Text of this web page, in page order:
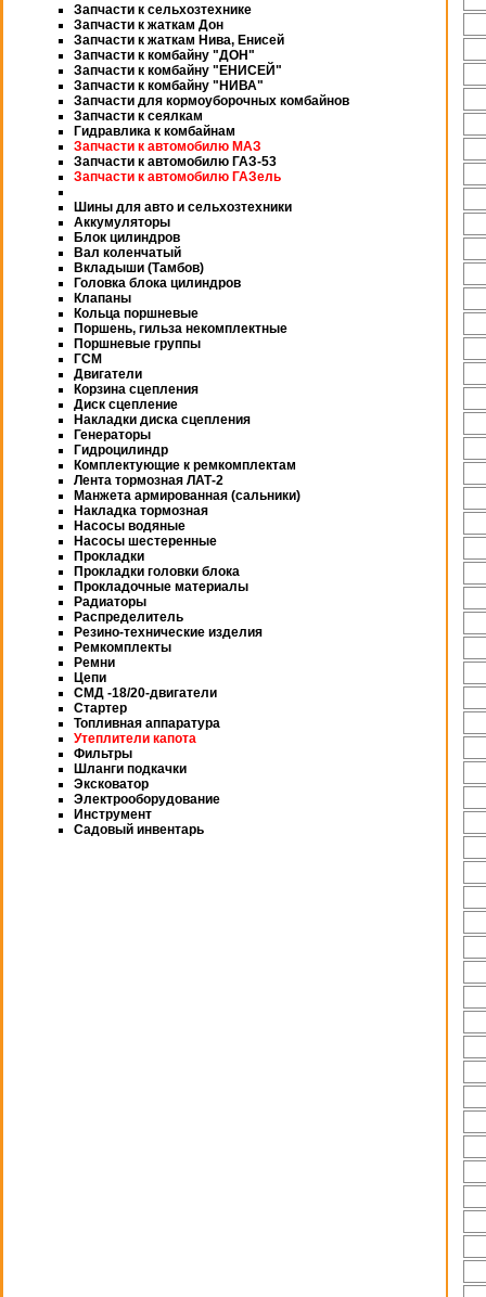
Запчасти к сельхозтехнике
Запчасти к жаткам Дон
Запчасти к жаткам Нива, Енисей
Запчасти к комбайну "ДОН"
Запчасти к комбайну "ЕНИСЕЙ"
Запчасти к комбайну "НИВА"
Запчасти для кормоуборочных комбайнов
Запчасти к сеялкам
Гидравлика к комбайнам
Запчасти к автомобилю МАЗ
Запчасти к автомобилю ГАЗ-53
Запчасти к автомобилю ГАЗель
Шины для авто и сельхозтехники
Аккумуляторы
Блок цилиндров
Вал коленчатый
Вкладыши (Тамбов)
Головка блока цилиндров
Клапаны
Кольца поршневые
Поршень, гильза некомплектные
Поршневые группы
ГСМ
Двигатели
Корзина сцепления
Диск сцепление
Накладки диска сцепления
Генераторы
Гидроцилиндр
Комплектующие к ремкомплектам
Лента тормозная ЛАТ-2
Манжета армированная (сальники)
Накладка тормозная
Насосы водяные
Насосы шестеренные
Прокладки
Прокладки головки блока
Прокладочные материалы
Радиаторы
Распределитель
Резино-технические изделия
Ремкомплекты
Ремни
Цепи
СМД -18/20-двигатели
Стартер
Топливная аппаратура
Утеплители капота
Фильтры
Шланги подкачки
Эксковатор
Электрооборудование
Инструмент
Садовый инвентарь